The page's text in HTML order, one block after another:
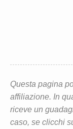
Questa pagina
affiliazione. In
riceve un
caso, se clicchi